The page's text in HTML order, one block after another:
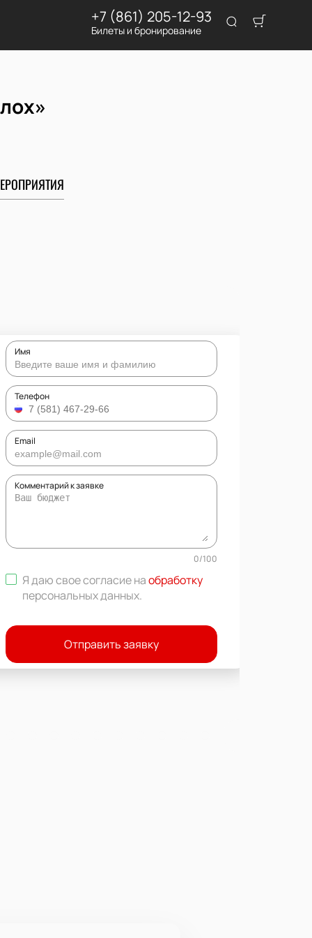
+7 (861) 205-12-93
Билеты и бронирование
Имя
Телефон
Email
Комментарий к заявке
0/100
Я даю свое согласие наобработку
персональных данных.
Отправить заявку